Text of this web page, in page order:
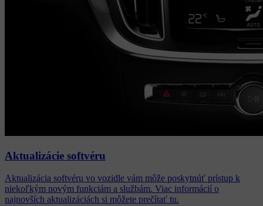
Aktualizácie softvéru
Aktualizácia softvéru vo vozidle vám môže poskytnúť prístup k
niekoľkým novým funkciám a službám. Viac informácií o
najnovších aktualizáciách si môžete prečítať tu.